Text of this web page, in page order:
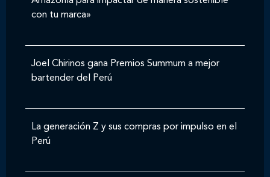
con tu marca»
Joel Chirinos gana Premios Summum a mejor
bartender del Perú
La generación Z y sus compras por impulso en el
Perú